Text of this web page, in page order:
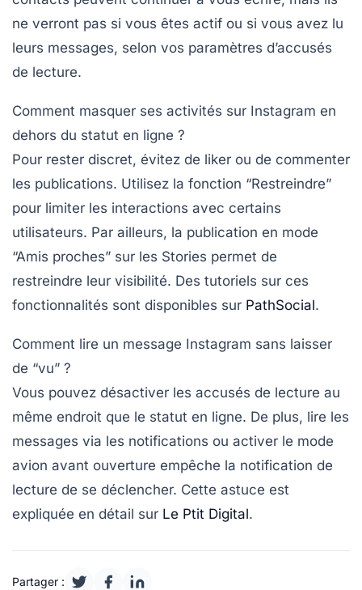
ne verront pas si vous êtes actif ou si vous avez lu
leurs messages, selon vos paramètres d’accusés
de lecture.
Comment masquer ses activités sur Instagram en
dehors du statut en ligne ?
Pour rester discret, évitez de liker ou de commenter
les publications. Utilisez la fonction “Restreindre”
pour limiter les interactions avec certains
utilisateurs. Par ailleurs, la publication en mode
“Amis proches” sur les Stories permet de
restreindre leur visibilité. Des tutoriels sur ces
fonctionnalités sont disponibles sur PathSocial.
Comment lire un message Instagram sans laisser
de “vu” ?
Vous pouvez désactiver les accusés de lecture au
même endroit que le statut en ligne. De plus, lire les
messages via les notifications ou activer le mode
avion avant ouverture empêche la notification de
lecture de se déclencher. Cette astuce est
expliquée en détail sur Le Ptit Digital.
Partager :